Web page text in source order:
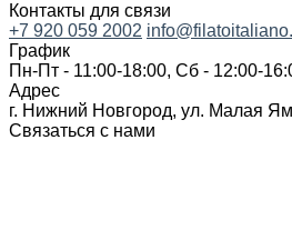
Контакты для связи
+7 920 059 2002
График
Пн-Пт - 11:00-18:00, Сб - 12:00-
Адрес
г. Нижний Новгород, ул. Малая
Связаться с нами